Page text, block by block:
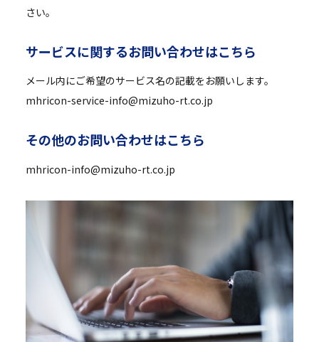
さい。
サービスに関するお問い合わせはこちら
メール内にご希望のサービス名の記載をお願いします。
mhricon-service-info@mizuho-rt.co.jp
その他のお問い合わせはこちら
mhricon-info@mizuho-rt.co.jp